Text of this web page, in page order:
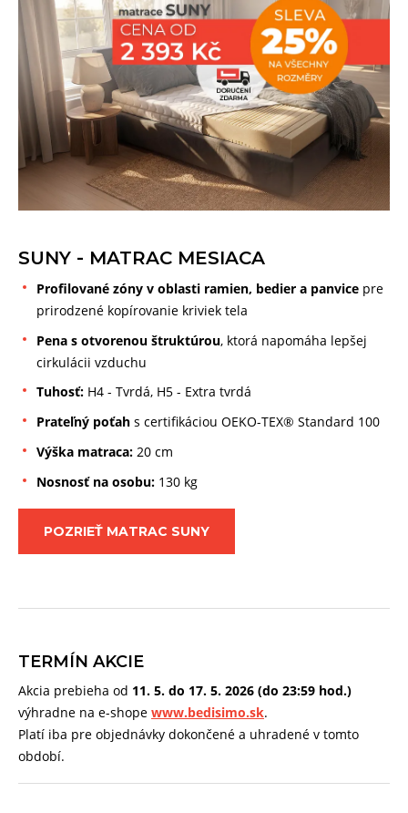
SUNY - MATRAC MESIACA
Profilované zóny v oblasti ramien, bedier a panvice pre
prirodzené kopírovanie kriviek tela
Pena s otvorenou štruktúrou, ktorá napomáha lepšej
cirkulácii vzduchu
Tuhosť: H4 - Tvrdá, H5 - Extra tvrdá
Prateľný poťah s certifikáciou OEKO-TEX® Standard 100
Výška matraca: 20 cm
Nosnosť na osobu: 130 kg
POZRIEŤ MATRAC SUNY
TERMÍN AKCIE
Akcia prebieha od 11. 5. do 17. 5. 2026 (do 23:59 hod.)
výhradne na e-shope www.bedisimo.sk.
Platí iba pre objednávky dokončené a uhradené v tomto
období.